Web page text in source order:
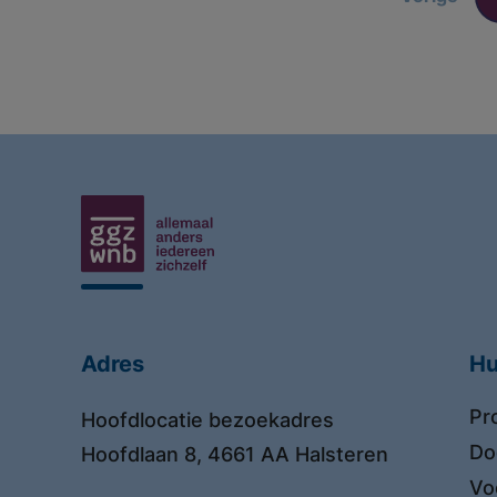
Adres
Hoofdlocatie bezoekadres
Hoofdlaan 8, 4661 AA Halsteren